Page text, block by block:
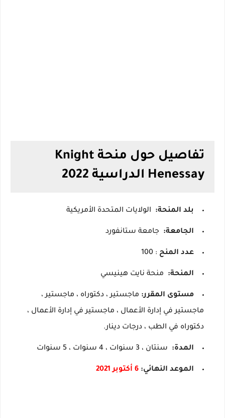
تفاصيل حول منحة Knight
Henessay الدراسية 2022
بلد المنحة: الولايات المتحدة الأمريكية
الجامعة: جامعة ستانفورد
عدد المنح : 100
المنحة: منحة نايت هينيسي
مستوى المقرر: ماجستير ، دكتوراه ، ماجستير ،
ماجستير في إدارة الأعمال ، ماجستير في إدارة الأعمال ،
دكتوراه في الطب ، درجات دينار.
المدة: سنتان ، 3 سنوات ، 4 سنوات ، 5 سنوات
الموعد النهائي: 6 أكتوبر 2021